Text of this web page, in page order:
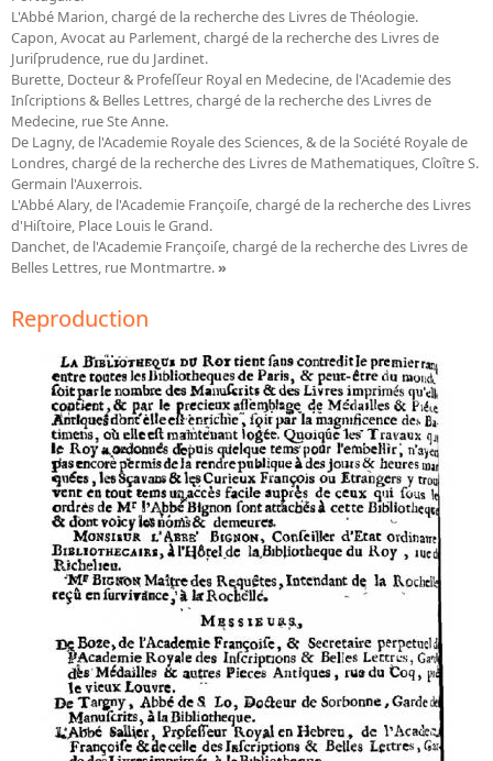
L'Abbé Marion, chargé de la recherche des Livres de Théologie.
Capon, Avocat au Parlement, chargé de la recherche des Livres de
Juriſprudence, rue du Jardinet.
Burette, Docteur & Profeſſeur Royal en Medecine, de l'Academie des
Inſcriptions & Belles Lettres, chargé de la recherche des Livres de
Medecine, rue Ste Anne.
De Lagny, de l'Academie Royale des Sciences, & de la Société Royale de
Londres, chargé de la recherche des Livres de Mathematiques, Cloître S.
Germain l'Auxerrois.
L'Abbé Alary, de l'Academie Françoiſe, chargé de la recherche des Livres
d'Hiſtoire, Place Louis le Grand.
Danchet, de l'Academie Françoiſe, chargé de la recherche des Livres de
Belles Lettres, rue Montmartre.»
Reproduction